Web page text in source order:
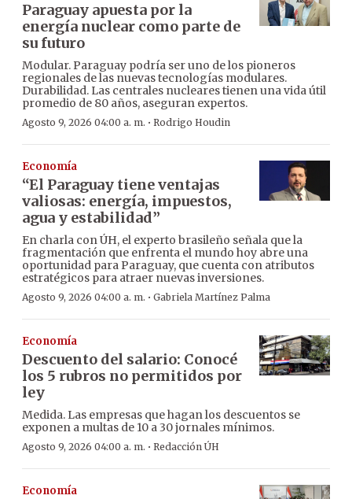
Paraguay apuesta por la
energía nuclear como parte de
su futuro
Modular. Paraguay podría ser uno de los pioneros
regionales de las nuevas tecnologías modulares.
Durabilidad. Las centrales nucleares tienen una vida útil
promedio de 80 años, aseguran expertos.
Agosto 9, 2026 04:00 a. m. · Rodrigo Houdin
Economía
“El Paraguay tiene ventajas
valiosas: energía, impuestos,
agua y estabilidad”
En charla con ÚH, el experto brasileño señala que la
fragmentación que enfrenta el mundo hoy abre una
oportunidad para Paraguay, que cuenta con atributos
estratégicos para atraer nuevas inversiones.
Agosto 9, 2026 04:00 a. m. · Gabriela Martínez Palma
Economía
Descuento del salario: Conocé
los 5 rubros no permitidos por
ley
Medida. Las empresas que hagan los descuentos se
exponen a multas de 10 a 30 jornales mínimos.
Agosto 9, 2026 04:00 a. m. · Redacción ÚH
Economía